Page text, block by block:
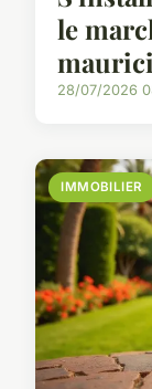
le
28/07/2026
IMMOBILIER